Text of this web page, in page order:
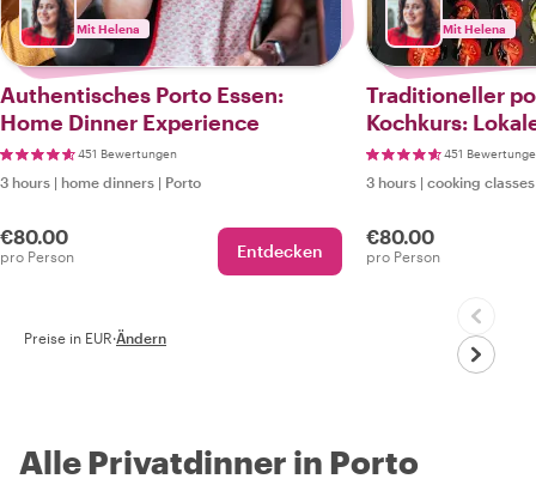
Mit Helena
Authentisches Porto Essen:
Home Dinner Experience
451 Bewertungen
3 hours | home dinners | Porto
€80.00
pro Person Entdecken
Mit Helena
Traditioneller
Kochkurs:
geheime451
3 hours | cooking classes
€80.00
pro Person
Preise in EUR·Ändern
Alle Privatdinner in Porto